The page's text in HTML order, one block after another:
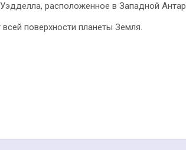
расположенное в Западной
поверхности планеты Земля.